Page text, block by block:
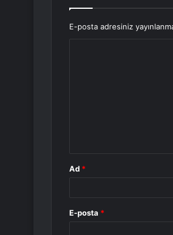
E-posta adresiniz
Ad *
E-posta *